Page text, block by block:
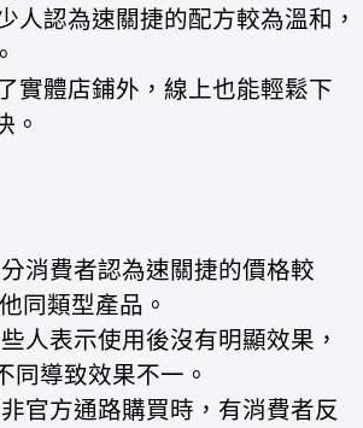
人認為速關捷的配方較為溫和，
實體店鋪外，線上也能輕鬆下
。
分消費者認為速關捷的價格較
同類型產品。
些人表示使用後沒有明顯效果，
同導致效果不一。
非官方通路購買時，有消費者反